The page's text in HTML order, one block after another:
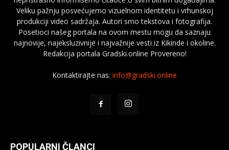
Veliku pažnju posvećujemo vizuelnom identitetu i vrhunskoj
produkciji video sadržaja. Autori smo tekstova i fotografija.
Posetioci našeg portala na ovom mestu mogu da saznaju
najnovije, najeksluzivnije i najvažnije vesti iz Kikinde i okoline.
Redakcija portala Gradski.online Provereno!
Kontaktirajte nas: info@gradski.online
POPULARNI ČLANCI